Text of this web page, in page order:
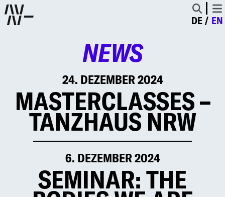
DE EN
NEWS
24. DEZEMBER 2024
MASTERCLASSES –
TANZHAUS NRW
6. DEZEMBER 2024
SEMINAR: THE